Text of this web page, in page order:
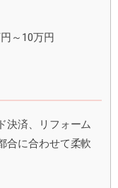
～10万円
決済、リフォーム
合に合わせて柔軟